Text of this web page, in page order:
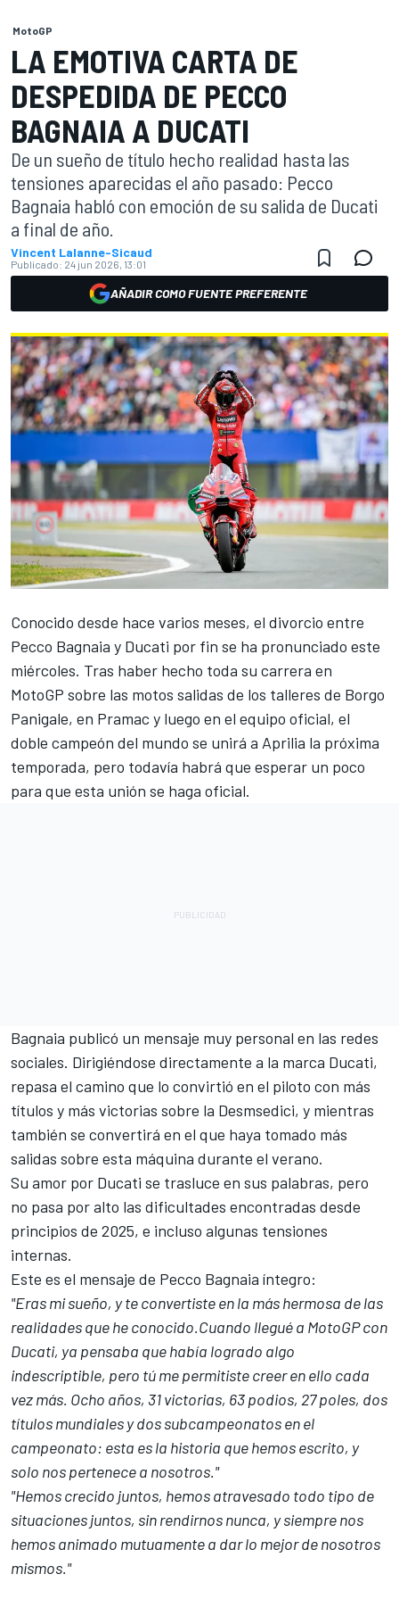
MotoGP
LA EMOTIVA CARTA DE
DESPEDIDA DE PECCO
BAGNAIA A DUCATI
De un sueño de título hecho realidad hasta las
tensiones aparecidas el año pasado: Pecco
Bagnaia habló con emoción de su salida de Ducati
a final de año.
Vincent Lalanne-Sicaud
Publicado: 24 jun 2026, 13:01
AÑADIR COMO FUENTE PREFERENTE
Conocido desde hace varios meses, el divorcio entre
Pecco Bagnaia y Ducati por fin se ha pronunciado este
miércoles. Tras haber hecho toda su carrera en
MotoGP sobre las motos salidas de los talleres de Borgo
Panigale, en Pramac y luego en el equipo oficial, el
doble campeón del mundo se unirá a Aprilia la próxima
temporada, pero todavía habrá que esperar un poco
para que esta unión se haga oficial.
Bagnaia publicó un mensaje muy personal en las redes
sociales. Dirigiéndose directamente a la marca Ducati,
repasa el camino que lo convirtió en el piloto con más
títulos y más victorias sobre la Desmsedici, y mientras
también se convertirá en el que haya tomado más
salidas sobre esta máquina durante el verano.
Su amor por Ducati se trasluce en sus palabras, pero
no pasa por alto las dificultades encontradas desde
principios de 2025, e incluso algunas tensiones
internas.
Este es el mensaje de Pecco Bagnaia íntegro:
"Eras mi sueño, y te convertiste en la más hermosa de las
realidades que he conocido.Cuando llegué a MotoGP con
Ducati, ya pensaba que había logrado algo
indescriptible, pero tú me permitiste creer en ello cada
vez más. Ocho años, 31 victorias, 63 podios, 27 poles, dos
títulos mundiales y dos subcampeonatos en el
campeonato: esta es la historia que hemos escrito, y
solo nos pertenece a nosotros."
"Hemos crecido juntos, hemos atravesado todo tipo de
situaciones juntos, sin rendirnos nunca, y siempre nos
hemos animado mutuamente a dar lo mejor de nosotros
mismos."